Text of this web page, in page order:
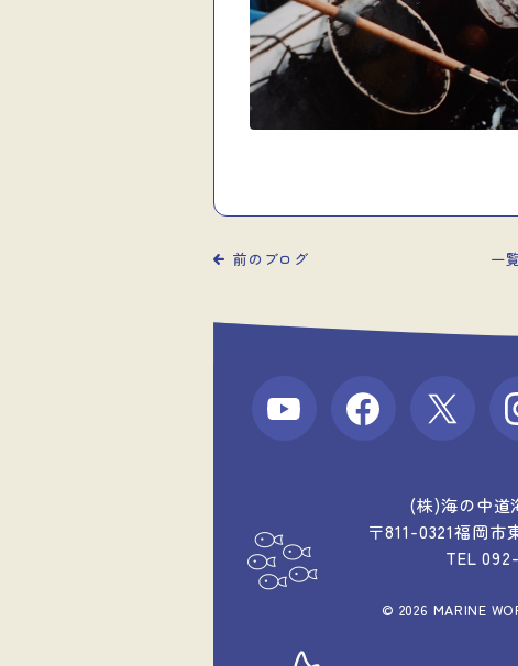
前のブログ 一
(株)海の中道
〒811-0321福岡市
TEL
© 2026 MARINE